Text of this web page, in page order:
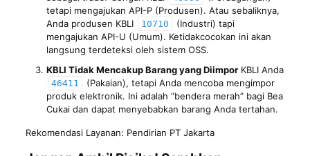
tetapi mengajukan API-P (Produsen). Atau sebaliknya,
Anda produsen KBLI
10710
(Industri) tapi
mengajukan API-U (Umum). Ketidakcocokan ini akan
langsung terdeteksi oleh sistem OSS.
KBLI Tidak Mencakup Barang yang DiimporKBLI Anda
46411
(Pakaian), tetapi Anda mencoba mengimpor
produk elektronik. Ini adalah “bendera merah” bagi Bea
Cukai dan dapat menyebabkan barang Anda tertahan.
Rekomendasi Layanan: Pendirian PT Jakarta